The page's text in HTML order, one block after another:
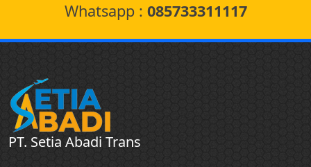
Whatsapp : 085733311117
PT. Setia Abadi Trans